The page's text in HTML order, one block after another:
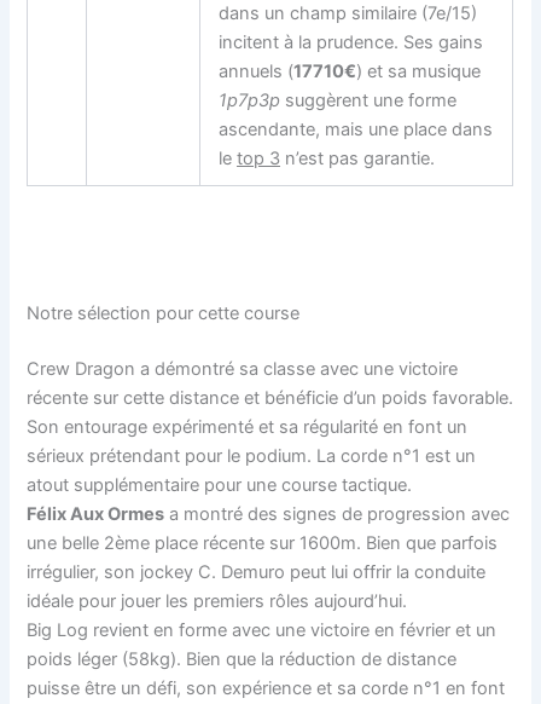
dans un champ similaire (7e/15)
incitent à la prudence. Ses gains
annuels (17710€) et sa musique
1p7p3p suggèrent une forme
ascendante, mais une place dans
letop 3 n’est pas garantie.
Notre sélection pour cette course
Crew Dragon a démontré sa classe avec une victoire
récente sur cette distance et bénéficie d’un poids favorable.
Son entourage expérimenté et sa régularité en font un
sérieux prétendant pour le podium. La corde n°1 est un
atout supplémentaire pour une course tactique.
Félix Aux Ormes a montré des signes de progression avec
une belle 2ème place récente sur 1600m. Bien que parfois
irrégulier, son jockey C. Demuro peut lui offrir la conduite
idéale pour jouer les premiers rôles aujourd’hui.
Big Log revient en forme avec une victoire en février et un
poids léger (58kg). Bien que la réduction de distance
puisse être un défi, son expérience et sa corde n°1 en font